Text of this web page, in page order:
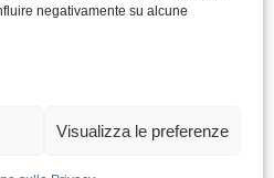
negativamente su alcune
Visualizza le preferenze